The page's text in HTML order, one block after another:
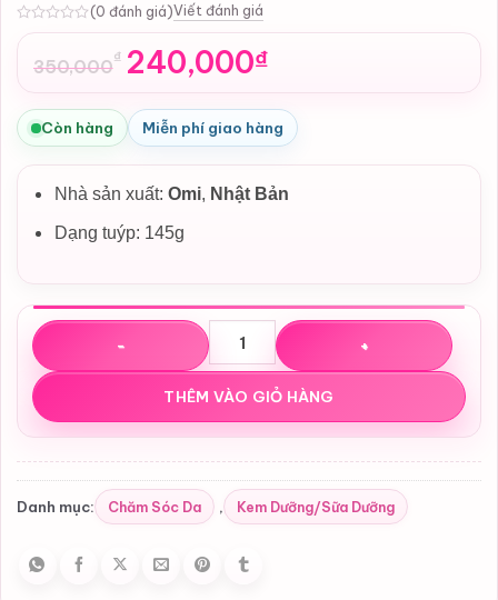
(0 đánh giá)Viết đánh giá
350,000₫
Giá
gốc
là:
350,000₫.
240,000₫
Giá
hiện
tại
là:
240,000₫.
Còn hàng Miễn phí giao hàng
Nhà sản xuất: Omi, Nhật Bản
Dạng tuýp: 145g
Kem dưỡng ẩm Menturm Medicated Cream G Nhật Bản
THÊM VÀO GIỎ HÀNG
Danh mục: Chăm Sóc Da , Kem Dưỡng/Sữa Dưỡng